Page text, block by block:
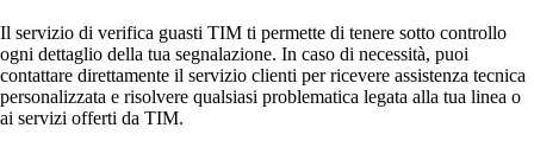
Il servizio di verifica guasti TIM ti permette di tenere sotto controllo
ogni dettaglio della tua segnalazione. In caso di necessità, puoi
contattare direttamente il servizio clienti per ricevere assistenza tecnica
personalizzata e risolvere qualsiasi problematica legata alla tua linea o
ai servizi offerti da TIM.